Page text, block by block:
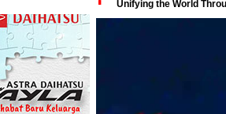
Unifying the World